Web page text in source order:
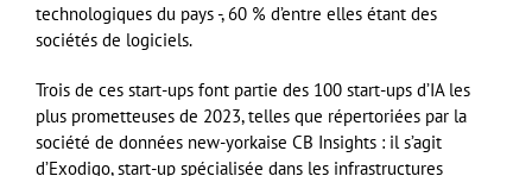
technologiques du pays -, 60 % d’entre elles étant des
sociétés de logiciels.
Trois de ces start-ups font partie des 100 start-ups d’IA les
plus prometteuses de 2023, telles que répertoriées par la
société de données new-yorkaise CB Insights : il s’agit
d’Exodigo, start-up spécialisée dans les infrastructures